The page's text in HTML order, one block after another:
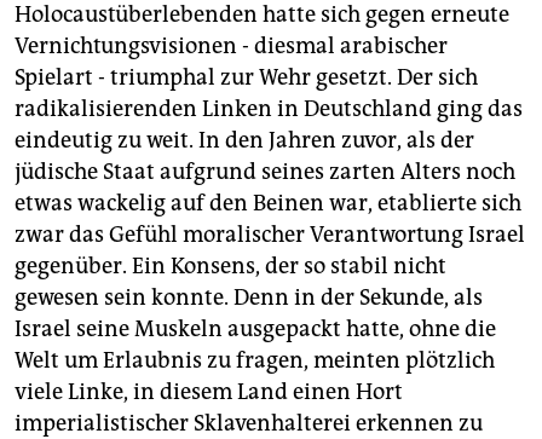
Holocaustüberlebenden hatte sich gegen erneute
Vernichtungsvisionen - diesmal arabischer
Spielart - triumphal zur Wehr gesetzt. Der sich
radikalisierenden Linken in Deutschland ging das
eindeutig zu weit. In den Jahren zuvor, als der
jüdische Staat aufgrund seines zarten Alters noch
etwas wackelig auf den Beinen war, etablierte sich
zwar das Gefühl moralischer Verantwortung Israel
gegenüber. Ein Konsens, der so stabil nicht
gewesen sein konnte. Denn in der Sekunde, als
Israel seine Muskeln ausgepackt hatte, ohne die
Welt um Erlaubnis zu fragen, meinten plötzlich
viele Linke, in diesem Land einen Hort
imperialistischer Sklavenhalterei erkennen zu